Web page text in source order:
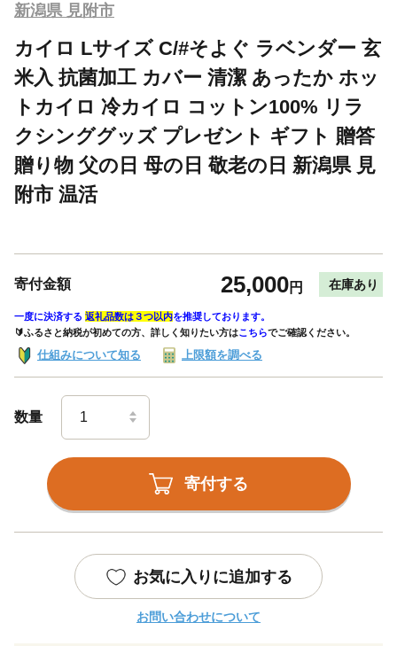
新潟県 見附市
カイロ Lサイズ C/#そよぐ ラベンダー 玄
米入 抗菌加工 カバー 清潔 あったか ホッ
トカイロ 冷カイロ コットン100% リラ
クシンググッズ プレゼント ギフト 贈答
贈り物 父の日 母の日 敬老の日 新潟県 見
附市 温活
寄付金額 25,000円 在庫あり
一度に決済する 返礼品数は３つ以内を推奨しております。
🔰ふるさと納税が初めての方、詳しく知りたい方はこちらでご確認ください。
仕組みについて知る 上限額を調べる
数量
寄付する
お気に入りに追加する
お問い合わせについて